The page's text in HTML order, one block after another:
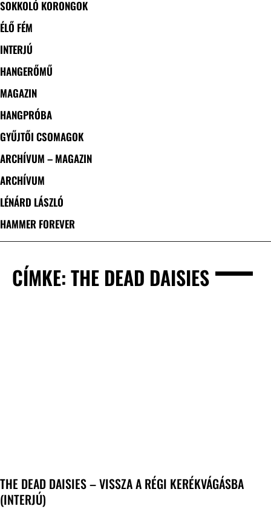
SOKKOLÓ KORONGOK
ÉLŐ FÉM
INTERJÚ
HANGERŐMŰ
MAGAZIN
HANGPRÓBA
GYŰJTŐI CSOMAGOK
ARCHÍVUM – MAGAZIN
ARCHÍVUM
LÉNÁRD LÁSZLÓ
HAMMER FOREVER
CÍMKE: THE DEAD DAISIES
THE DEAD DAISIES – VISSZA A RÉGI KERÉKVÁGÁSBA
(INTERJÚ)